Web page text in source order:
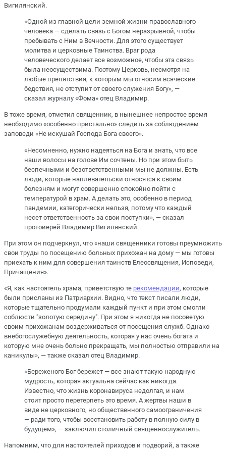
Вигилянский.
«Одной из главной цели земной жизни православного
человека — сделать связь с Богом неразрывной, чтобы
пребывать с Ним в Вечности. Для этого существует
молитва и церковные Таинства. Враг рода
человеческого делает все возможное, чтобы эта связь
была неосуществима. Поэтому Церковь, несмотря на
любые препятствия, к которым мы относим всяческие
бедствия, не отступит от своего служения Богу», —
сказал журналу «Фома» отец Владимир.
В тоже время, отметил священник, в нынешнее непростое время
необходимо «особенно пристально» следить за соблюдением
заповеди «Не искушай Господа Бога своего».
«Несомненно, нужно надеяться на Бога и знать, что все
наши волосы на голове Им сочтены. Но при этом быть
беспечными и безответственными мы не должны. Есть
люди, которые наплевательски относятся к своим
болезням и могут совершенно спокойно пойти с
температурой в храм. А делать это, особенно в период
пандемии, категорически нельзя, потому что каждый
несет ответственность за свои поступки», — сказал
протоиерей Владимир Вигилянский.
При этом он подчеркнул, что «наши священники готовы преумножить
свои труды по посещению больных прихожан на дому — мы готовы
приехать к ним для совершения таинств Елеосвящения, Исповеди,
Причащения».
«Я, как настоятель храма, приветствую те рекомендации, которые
были присланы из Патриархии. Видно, что текст писали люди,
которые тщательно продумали каждый пункт и при этом смогли
соблюсти "золотую середину". При этом я никогда не посоветую
своим прихожанам воздерживаться от посещения служб. Однако
внебогослужебную деятельность, которая у нас очень богата и
которую мне очень больно прекращать, мы полностью отправили на
каникулы», — также сказал отец Владимир.
«Береженого Бог бережет — все знают такую народную
мудрость, которая актуальна сейчас как никогда.
Известно, что жизнь коронавируса недолгая, и нам
стоит просто перетерпеть это время. А жертвы наши в
виде не церковного, но общественного самоограничения
— ради того, чтобы восстановить работу в полную силу в
будущем», — заключил столичный священнослужитель.
Напомним, что для настоятелей приходов и подворий, а также